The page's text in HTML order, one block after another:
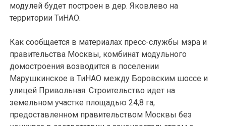
модулей будет построен в дер. Яковлево на
территории ТиНАО.
Как сообщается в материалах пресс-службы мэра и
правительства Москвы, комбинат модульного
домостроения возводится в поселении
Марушкинское в ТиНАО между Боровским шоссе и
улицей Привольная. Строительство идет на
земельном участке площадью 24,8 га,
предоставленном правительством Москвы без